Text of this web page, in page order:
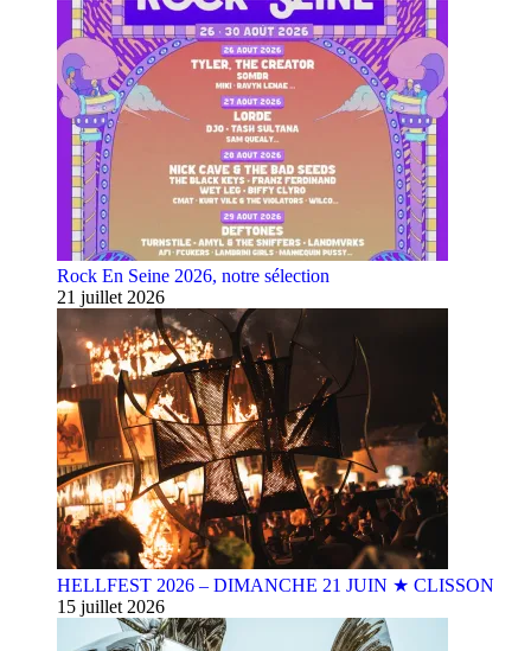
Rock En Seine 2026, notre sélection
21 juillet 2026
HELLFEST 2026 – DIMANCHE 21 JUIN ★ CLISSON
15 juillet 2026